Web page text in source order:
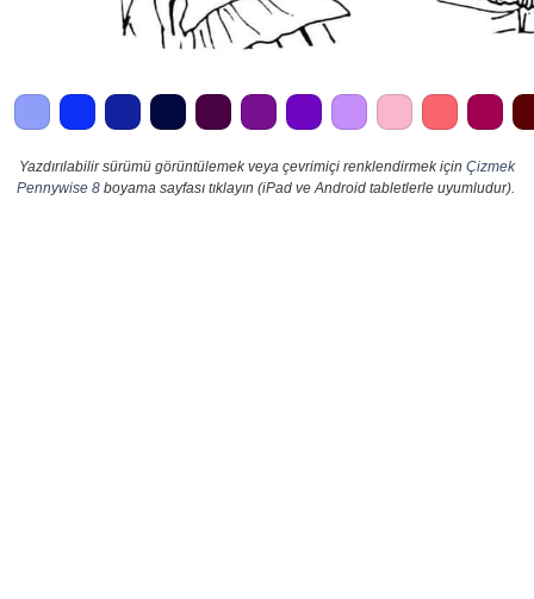
Yazdırılabilir sürümü görüntülemek veya çevrimiçi renklendirmek için Çizmek
Pennywise 8boyama sayfası tıklayın (iPad ve Android tabletlerle uyumludur).